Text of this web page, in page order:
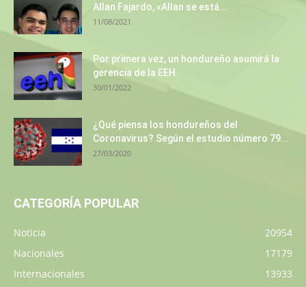
Allan Fajardo, «Allan se está...
11/08/2021
Por primera vez, un hondureño asumirá la
gerencia de la EEH
30/01/2022
¿Qué piensa los hondureños del
Coronavirus? Según el estudio número 79...
27/03/2020
CATEGORÍA POPULAR
Noticia
20954
Nacionales
17179
Internacionales
13933